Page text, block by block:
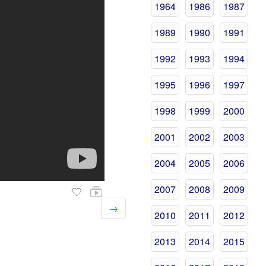
→
1964 1986
1987
1989
1990
1991
1992
1993
1994
1995
1996
1997
1998
1999
2000
2001
2002
2003
2004
2005
2006
2007
2008
2009
2010
2011
2012
2013
2014
2015